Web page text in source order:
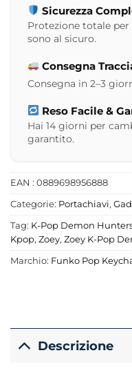
Sicurezza
Protezione totale
sono al sicuro.
Consegna
Consegna in 2–3
Reso Facile &
Hai 14 giorni per
garantito.
EAN : 0889698956888
Categorie: Portachiavi,
Tag: K-Pop Demon
Kpop, Zoey, Zoey K-Pop
Marchio: Funko Pop
Descrizione